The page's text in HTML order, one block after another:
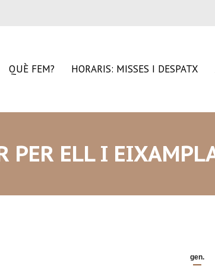
QUÈ FEM? HORARIS: MISSES I DESPATX
PER ELL I
gen.